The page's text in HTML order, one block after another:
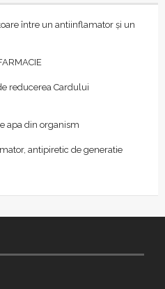
între un antiinflamator și un
reducerea Cardului
apa din organism
antipiretic de generatie